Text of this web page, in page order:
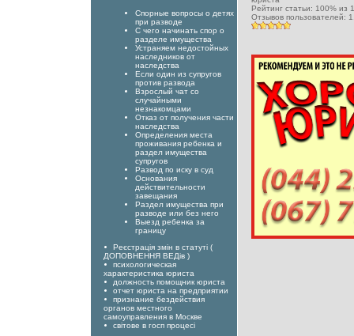
Рейтинг статьи: 100% из
Отзывов пользователей: 1
Спорные вопросы о детях
при разводе
С чего начинать спор о
разделе имущества
Устраняем недостойных
наследников от
наследства
Если один из супругов
против развода
Взрослый чат со
случайными
незнакомцами
Отказ от получения части
наследства
Определения места
проживания ребенка и
раздел имущества
супругов
Развод по иску в суд
Основания
действительности
завещания
Раздел имущества при
разводе или без него
Выезд ребенка за
границу
Реєстрація змін в статуті (
ДОПОВНЕННЯ ВЕДів )
психологическая
характеристика юриста
должность помощник юриста
отчет юриста на предприятии
признание бездействия
органов местного
самоуправления в Москве
світове в госп процесі